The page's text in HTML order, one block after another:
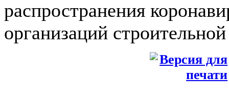
распространения
организаций